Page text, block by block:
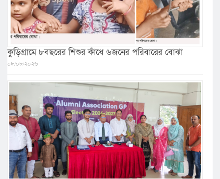
কুড়িগ্রামে ৮বছরের শিশুর কাঁধে ৬জনের পরিবারের বোঝা
০৮/০৮/২০২৬